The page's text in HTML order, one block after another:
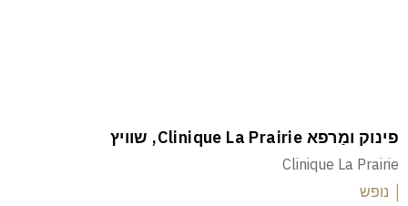
פינוק ומַרפא Clinique La Prairie, שוויץ
Clinique La Prairie
| נופש